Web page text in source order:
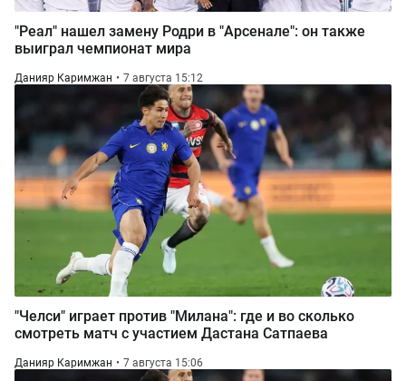
"Реал" нашел замену Родри в "Арсенале": он также
выиграл чемпионат мира
Данияр Каримжан 7 августа 15:12
"Челси" играет против "Милана": где и во сколько
смотреть матч с участием Дастана Сатпаева
Данияр Каримжан 7 августа 15:06